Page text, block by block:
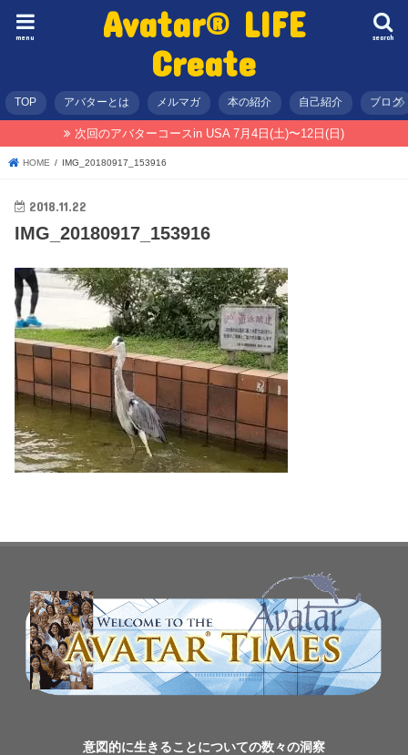
Avatar® LIFE
Create
search
menu
TOP アバターとは メルマガ 本の紹介 自己紹介 ブログ
次回のアバターコースin USA 7月4日(土)〜12日(日)
HOME IMG_20180917_153916
2018.11.22
IMG_20180917_153916
意図的に生きることについての数々の洞察